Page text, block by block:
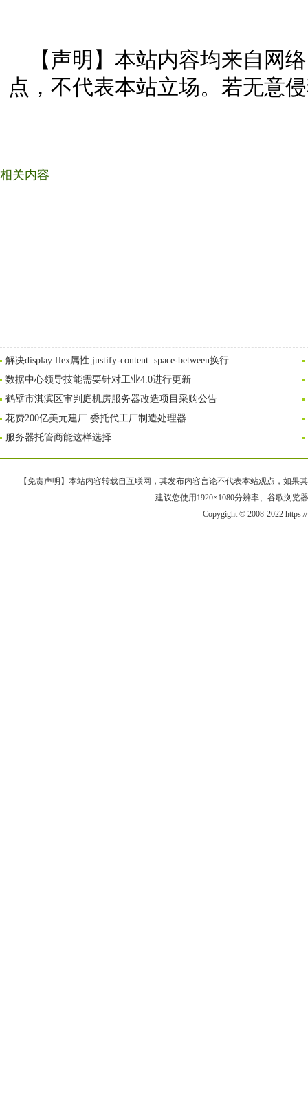
【声明】本站内容均来自网
点，不代表本站立场。若无意
相关内容
解决display:flex属性 justify-content: space-between换行
数据中心领导技能需要针对工业4.0进行更新
鹤壁市淇滨区审判庭机房服务器改造项目采购公告
花费200亿美元建厂 委托代工厂制造处理器
服务器托管商能这样选择
【免责声明】本站内容转载自互联网，其发布内容言论不代表本站观点，如果
建议您使用1920×1080分辨率、谷歌浏览
Copygight © 2008-2022